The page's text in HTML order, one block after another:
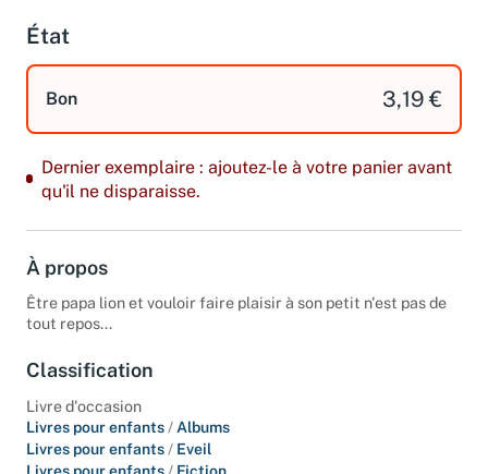
État
Bon 3,19 €
Dernier exemplaire : ajoutez-le à votre panier avant
qu'il ne disparaisse.
À propos
Être papa lion et vouloir faire plaisir à son petit n'est pas de
tout repos...
Classification
Livre d'occasion
Livres pour enfants / Albums
Livres pour enfants / Eveil